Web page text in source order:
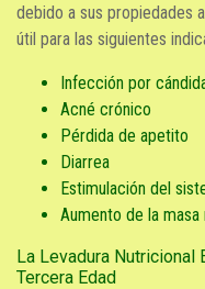
debido a sus propiedades
útil para las siguientes
Infección por
Acné crónico
Pérdida de apetito
Diarrea
Estimulación del
Aumento de la
La Levadura
Tercera Edad